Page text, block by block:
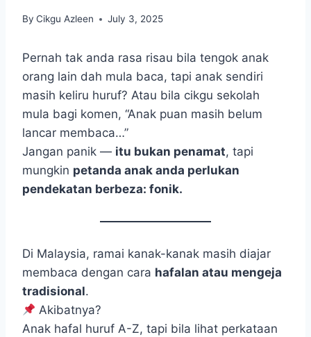
By Cikgu Azleen July 3, 2025
Pernah tak anda rasa risau bila tengok anak
orang lain dah mula baca, tapi anak sendiri
masih keliru huruf? Atau bila cikgu sekolah
mula bagi komen, “Anak puan masih belum
lancar membaca…”
Jangan panik — itu bukan penamat, tapi
mungkin petanda anak anda perlukan
pendekatan berbeza: fonik.
Di Malaysia, ramai kanak-kanak masih diajar
membaca dengan cara hafalan atau mengeja
tradisional.
Akibatnya?
Anak hafal huruf A-Z, tapi bila lihat perkataan